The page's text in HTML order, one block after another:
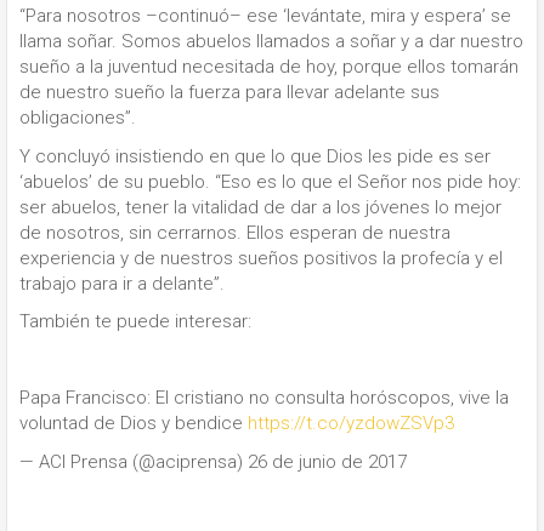
“Para nosotros –continuó– ese ‘levántate, mira y espera’ se
llama soñar. Somos abuelos llamados a soñar y a dar nuestro
sueño a la juventud necesitada de hoy, porque ellos tomarán
de nuestro sueño la fuerza para llevar adelante sus
obligaciones”.
Y concluyó insistiendo en que lo que Dios les pide es ser
‘abuelos’ de su pueblo. “Eso es lo que el Señor nos pide hoy:
ser abuelos, tener la vitalidad de dar a los jóvenes lo mejor
de nosotros, sin cerrarnos. Ellos esperan de nuestra
experiencia y de nuestros sueños positivos la profecía y el
trabajo para ir a delante”.
También te puede interesar:
Papa Francisco: El cristiano no consulta horóscopos, vive la
voluntad de Dios y bendice https://t.co/yzdowZSVp3
— ACI Prensa (@aciprensa) 26 de junio de 2017